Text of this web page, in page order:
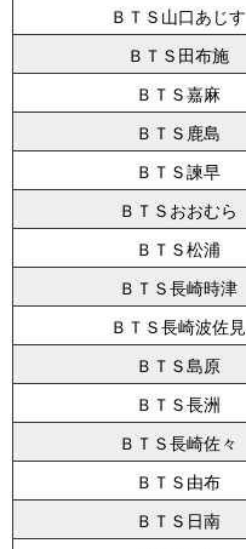
ＢＴＳ山口あじす
ＢＴＳ田布施
ＢＴＳ嘉麻
ＢＴＳ鹿島
ＢＴＳ諫早
ＢＴＳおおむら
ＢＴＳ松浦
ＢＴＳ長崎時津
ＢＴＳ長崎波佐見
ＢＴＳ島原
ＢＴＳ長洲
ＢＴＳ長崎佐々
ＢＴＳ由布
ＢＴＳ日南